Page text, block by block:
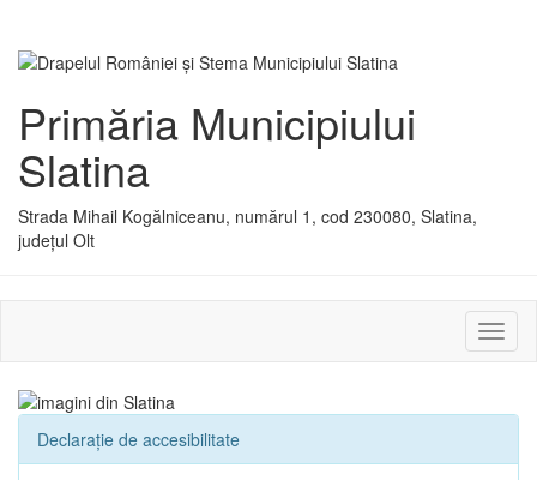
Primăria Municipiului
Slatina
Strada Mihail Kogălniceanu, numărul 1, cod 230080, Slatina,
județul Olt
sau
Declarație de accesibilitate